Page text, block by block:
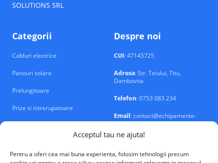
Acceptul tau ne ajuta!
Pentru a oferi cea mai buna experienta, folosim tehnologii precum
SOLUTIONS SRL
Categorii
Cabluri electrice
Panouri solare
Prelungitoare
Prize si intrerupatoare
Despre noi
CUI: 47145725
Adresa: Str. Teiului, Titu,
Dambovita
Telefon: 0753 083 234
Email: contact@echipamente-
electrice.ro